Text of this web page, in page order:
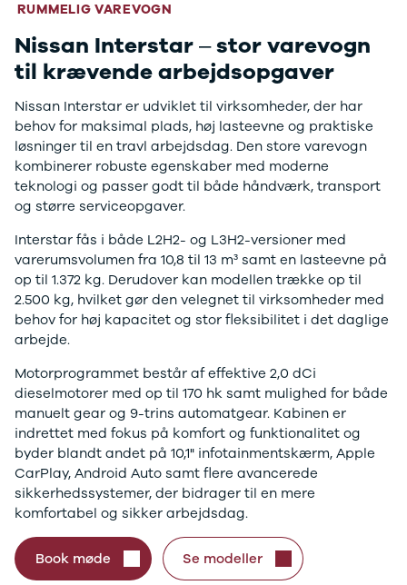
Book møde
RUMMELIG VAREVOGN
Nissan Interstar – stor varevogn
til krævende arbejdsopgaver
Nissan Interstar er udviklet til virksomheder, der har
behov for maksimal plads, høj lasteevne og praktiske
løsninger til en travl arbejdsdag. Den store varevogn
kombinerer robuste egenskaber med moderne
teknologi og passer godt til både håndværk, transport
og større serviceopgaver.
Interstar fås i både L2H2- og L3H2-versioner med
varerumsvolumen fra 10,8 til 13 m³ samt en lasteevne på
op til 1.372 kg. Derudover kan modellen trække op til
2.500 kg, hvilket gør den velegnet til virksomheder med
behov for høj kapacitet og stor fleksibilitet i det daglige
arbejde.
Motorprogrammet består af effektive 2,0 dCi
dieselmotorer med op til 170 hk samt mulighed for både
manuelt gear og 9-trins automatgear. Kabinen er
indrettet med fokus på komfort og funktionalitet og
byder blandt andet på 10,1" infotainmentskærm, Apple
CarPlay, Android Auto samt flere avancerede
sikkerhedssystemer, der bidrager til en mere
komfortabel og sikker arbejdsdag.
Book møde Se modeller